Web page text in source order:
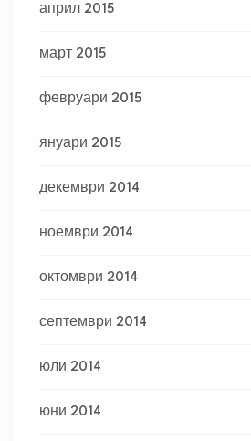
април 2015
март 2015
февруари 2015
януари 2015
декември 2014
ноември 2014
октомври 2014
септември 2014
юли 2014
юни 2014